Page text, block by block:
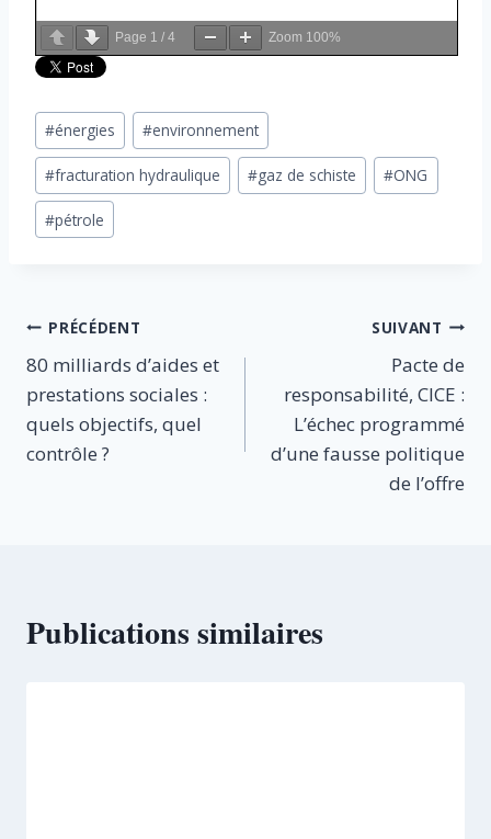
Page 1 / 4 Zoom 100%
Étiquettes
de
la
publication :
#énergies #environnement
#fracturation hydraulique #gaz de schiste #ONG
#pétrole
Navigation
de
l’article
PRÉCÉDENT
80 milliards d’aides et
prestations sociales :
quels objectifs, quel
contrôle ?
SUIVANT
Pacte de
responsabilité, CICE :
L’échec programmé
d’une fausse politique
de l’offre
Publications similaires